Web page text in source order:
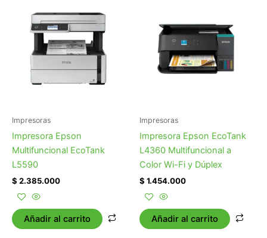
Impresoras
Impresora Epson
Multifuncional EcoTank
L5590
$ 2.385.000
Añadir al carrito
Impresoras
Impresora Epson EcoTank
L4360 Multifuncional a
Color Wi-Fi y Dúplex
$ 1.454.000
Añadir al carrito